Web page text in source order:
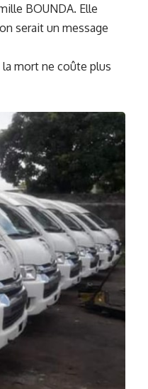
BOUNDA. Elle
serait un message
la mort ne coûte plus